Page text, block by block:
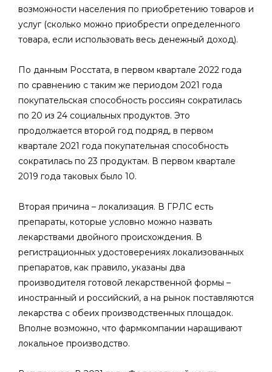
возможности населения по приобретению товаров и
услуг (сколько можно приобрести определенного
товара, если использовать весь денежный доход).
По данным Росстата, в первом квартале 2022 года
по сравнению с таким же периодом 2021 года
покупательская способность россиян сократилась
по 20 из 24 социальных продуктов. Это
продолжается второй год подряд, в первом
квартале 2021 года покупательная способность
сократилась по 23 продуктам. В первом квартале
2019 года таковых было 10.
Вторая причина ­– локализация. В ГРЛС есть
препараты, которые условно можно назвать
лекарствами двойного происхождения. В
регистрационных удостоверениях локализованных
препаратов, как правило, указаны два
производителя готовой лекарственной формы –
иностранный и российский, а на рынок поставляются
лекарства с обеих производственных площадок.
Вполне возможно, что фармкомпании наращивают
локальное производство.